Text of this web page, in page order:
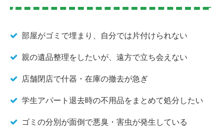
部屋がゴミで埋まり、自分では片付けられない
親の遺品整理をしたいが、遠方で立ち会えない
店舗閉店で什器・在庫の撤去が急ぎ
学生アパート退去時の不用品をまとめて処分したい
ゴミの分別が面倒で悪臭・害虫が発生している